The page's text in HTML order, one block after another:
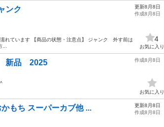
ンク
れています 【商品の状態・注意点】 ジャンク 外す前は
更新8月8日
作成8月8日
4
お気に入り
新品 2025 作成8月8日
お気に入り
もち スーパーカブ他 ...
更新8月8日
作成8月8日